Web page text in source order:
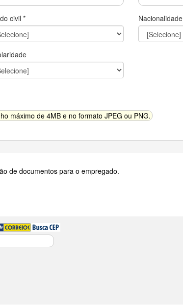
civil * Nacionalidade
máximo de 4MB e no formato JPEG ou PNG.
de documentos para o empregado.